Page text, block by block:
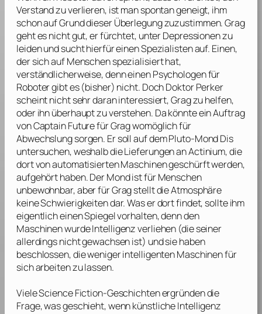
Verstand zu verlieren, ist man spontan geneigt, ihm
schon auf Grund dieser Überlegung zuzustimmen. Grag
geht es nicht gut, er fürchtet, unter Depressionen zu
leiden und sucht hierfür einen Spezialisten auf. Einen,
der sich auf Menschen spezialisiert hat,
verständlicherweise, denn einen Psychologen für
Roboter gibt es (bisher) nicht. Doch Doktor Perker
scheint nicht sehr daran interessiert, Grag zu helfen,
oder ihn überhaupt zu verstehen. Da könnte ein Auftrag
von Captain Future für Grag womöglich für
Abwechslung sorgen. Er soll auf dem Pluto-Mond Dis
untersuchen, weshalb die Lieferungen an Actinium, die
dort von automatisierten Maschinen geschürft werden,
aufgehört haben. Der Mond ist für Menschen
unbewohnbar, aber für Grag stellt die Atmosphäre
keine Schwierigkeiten dar. Was er dort findet, sollte ihm
eigentlich einen Spiegel vorhalten, denn den
Maschinen wurde Intelligenz verliehen (die seiner
allerdings nicht gewachsen ist) und sie haben
beschlossen, die weniger intelligenten Maschinen für
sich arbeiten zu lassen.
Viele Science Fiction-Geschichten ergründen die
Frage, was geschieht, wenn künstliche Intelligenz